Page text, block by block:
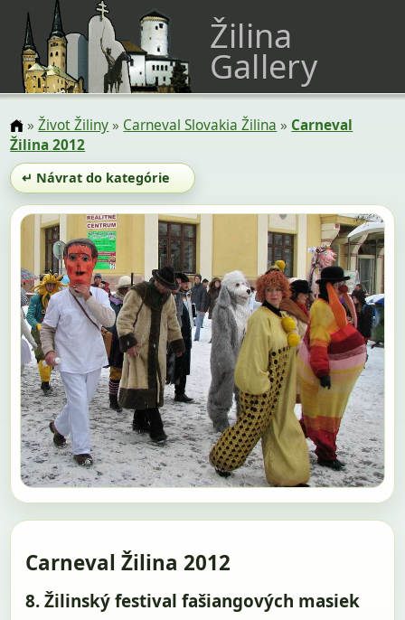
Žilina
Gallery
»Život Žiliny» Carneval Slovakia Žilina » Carneval
Žilina 2012
↵ Návrat do kategórie
Carneval Žilina 2012
8. Žilinský festival fašiangových masiek